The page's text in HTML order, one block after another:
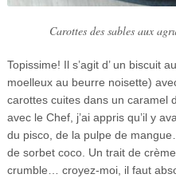
Carottes des sables aux
Topissime! Il s’agit d’ un biscuit
moelleux au beurre noisette)
carottes cuites dans un caramel
avec le Chef, j’ai appris qu’il y
du pisco, de la pulpe de
de sorbet coco. Un trait de
crumble… croyez-moi, il faut